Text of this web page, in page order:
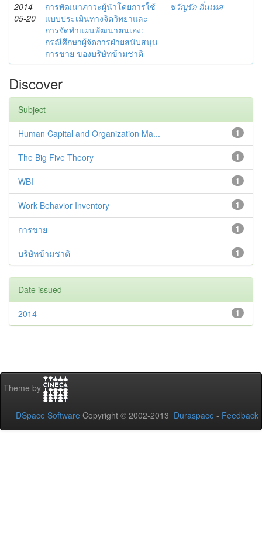
2014-
05-20
การพัฒนาภาวะผู้นำโดยการใช้
แบบประเมินทางจิตวิทยาและ
การจัดทำแผนพัฒนาตนเอง:
กรณีศึกษาผู้จัดการฝ่ายสนับสนุน
การขาย ของบริษัทข้ามชาติ
ขวัญรัก ถิ่นเทศ
Discover
Subject
1
Human Capital and Organization Ma...
1
The Big Five Theory
1
WBI
1
Work Behavior Inventory
1
การขาย
1
บริษัทข้ามชาติ
Date issued
1
2014
Theme by
DSpace Software Copyright © 2002-2013 Duraspace - Feedback